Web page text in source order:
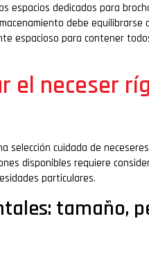
espacios dedicados para
debe
espacioso para contener
el neceser
selección cuidada de
disponibles requiere
particulares.
tamaño,